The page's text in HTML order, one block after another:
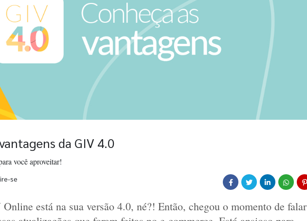
da GIV 4.0
você aproveitar!
se
está na sua versão 4.0, né?! Então, chegou o momento de falar